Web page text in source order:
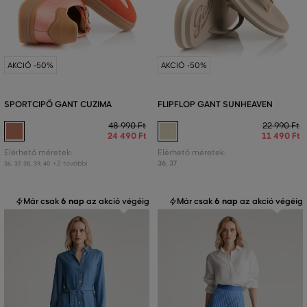
AKCIÓ -50%
SPORTCIPŐ GANT CUZIMA
48 990 Ft
24 490 Ft
Elérhető méretek:
36 37, 38 39, 40 +2 további
AKCIÓ -50%
FLIPFLOP GANT SUNHEAVEN
22 990 Ft
11 490 Ft
Elérhető méretek:
36, 37
Már csak6 nap az akció végéig Már csak6 nap az akció végéig